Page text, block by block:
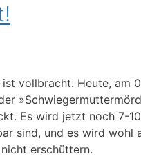
ist vollbracht. Heute, am
Es wird jetzt noch 7-
sind, und es wird wohl
erschüttern.